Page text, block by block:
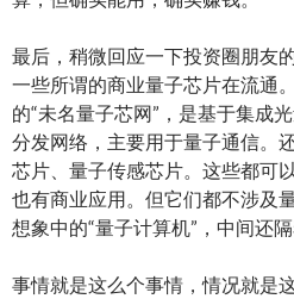
最后，稍微回应一下投资圈朋友
一些所谓的商业量子芯片在流通
的“未名量子芯网”，是基于集成
分发网络，主要用于量子通信。
芯片、量子传感芯片。这些都可
也有商业应用。但它们都不涉及
想象中的“量子计算机”，中间还
事情就是这么个事情，情况就是